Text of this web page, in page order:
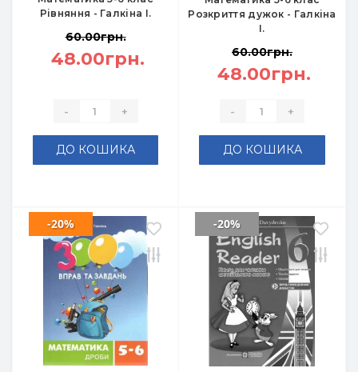
Рівняння - Галкіна І.
60.00грн.
48.00грн.
- +
ДО КОШИКА
Розкриття дужок - Галкіна
І.
60.00грн.
48.00грн.
- +
ДО КОШИКА
-20% -20%